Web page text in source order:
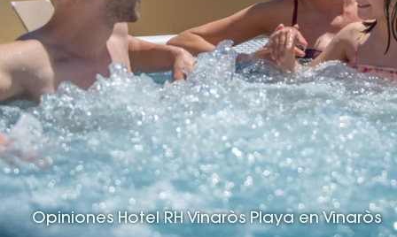
Opiniones Hotel RH Vinaròs Playa en Vinaròs